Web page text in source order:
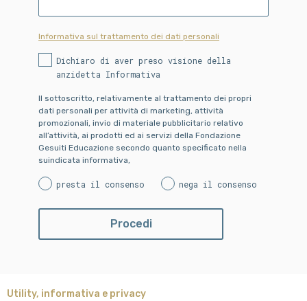
Informativa sul trattamento dei dati personali
Dichiaro di aver preso visione della
anzidetta Informativa
Il sottoscritto, relativamente al trattamento dei propri
dati personali per attività di marketing, attività
promozionali, invio di materiale pubblicitario relativo
all’attività, ai prodotti ed ai servizi della Fondazione
Gesuiti Educazione secondo quanto specificato nella
suindicata informativa,
presta il consenso nega il consenso
Utility, informativa e privacy